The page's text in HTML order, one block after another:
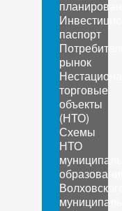
паспорт
рынок
торговые
объекты
(НТО)
Схемы
НТО